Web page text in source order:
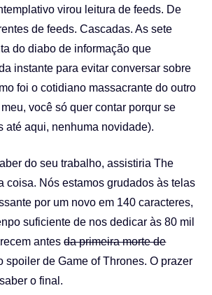
virou leitura de feeds. De
de feeds. Cascadas. As sete
do diabo de informação que
instante para evitar conversar sobre
foi o cotidiano massacrante do outro
você só quer contar porqur se
até aqui, nenhuma novidade).
do seu trabalho, assistiria The
coisa. Nós estamos grudados às telas
por um novo em 140 caracteres,
suficiente de nos dedicar às 80 mil
antesda primeira morte de
spoiler de Game of Thrones. O prazer
o final.